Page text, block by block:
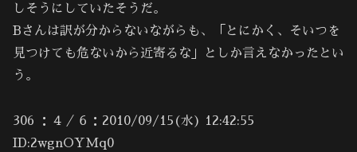
しそうにしていたそうだ。
Bさんは訳が分からないながらも、「とにかく、そいつを
見つけても危ないから近寄るな」としか言えなかったとい
う。
306 ：４／６：2010/09/15(水) 12:42:55
ID:2wgnOYMq0